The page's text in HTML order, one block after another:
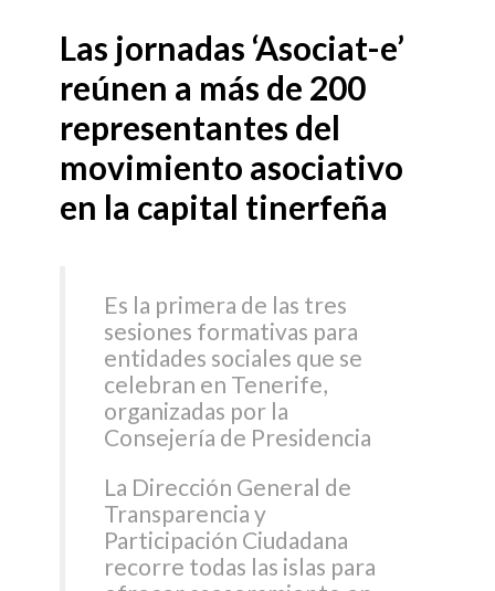
Las jornadas ‘Asociat-e’
reúnen a más de 200
representantes del
movimiento asociativo
en la capital tinerfeña
Es la primera de las tres
sesiones formativas para
entidades sociales que se
celebran en Tenerife,
organizadas por la
Consejería de Presidencia
La Dirección General de
Transparencia y
Participación Ciudadana
recorre todas las islas para